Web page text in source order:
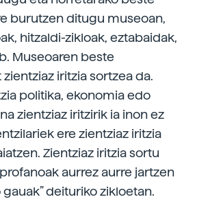
burutzen ditugu museoan,
hitzaldi-zikloak, eztabaidak,
Museoaren beste
iritzia sortzea da.
politika, ekonomia edo
zientziaz iritzirik ia inon ez
ere zientziaz iritzia
Zientziaz iritzia sortu
aurrez aurre jartzen
deituriko zikloetan.